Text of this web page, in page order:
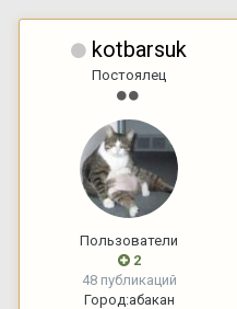
kotbarsuk
Постоялец
Пользователи
2
48 публикаций
Город:абакан